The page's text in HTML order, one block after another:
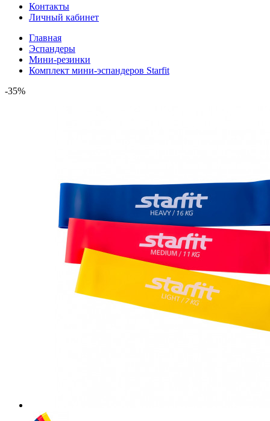
Контакты
Личный кабинет
Главная
Эспандеры
Мини-резинки
Комплект мини-эспандеров Starfit
-35%